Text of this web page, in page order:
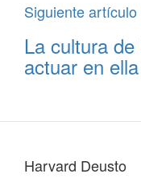
Siguiente artículo
La cultura
actuar en
Harvard Deusto